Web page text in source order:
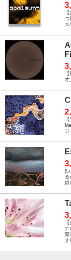
つ
ス
才
ジ
る
録
ナ
開
す